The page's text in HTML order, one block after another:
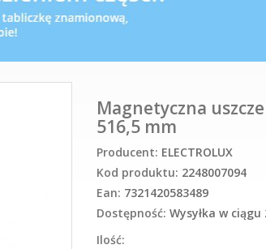
Magnetyczna
516,5 mm
Producent: ELECTROLUX
Kod produktu: 2248007094
Ean: 7321420583489
Dostępność: Wysyłka w ciągu
Ilość: